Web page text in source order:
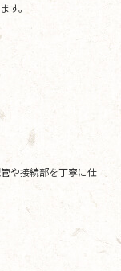
す。
や接続部を丁寧に仕